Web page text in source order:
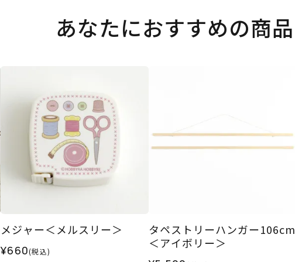
あなたにおすすめの商品
メジャー＜メルスリー＞
¥660(税込)
タペストリーハンガー106cm
＜アイボリー＞